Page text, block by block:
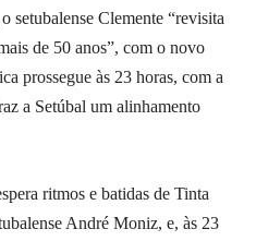
setubalense Clemente “revisita
de 50 anos”, com o novo
prossegue às 23 horas, com a
a Setúbal um alinhamento
ritmos e batidas de Tinta
André Moniz, e, às 23